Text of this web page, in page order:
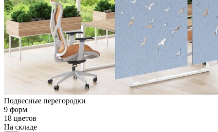
Подвесные перегородки
9 форм
18 цветов
На складе